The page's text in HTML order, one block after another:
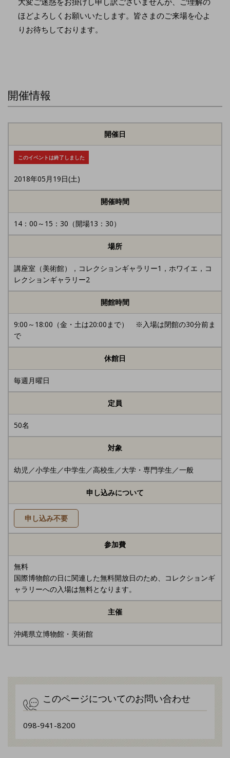
ほどよろしくお願いいたします。皆さまのご来場を心よ
りお待ちしております。
開催情報
開催日
このイベントは終了しました
2018年05月19日(土)
開催時間
14：00～15：30（開場13：30）
場所
講座室（美術館），コレクションギャラリー1，ホワイエ，コ
レクションギャラリー2
開館時間
9:00～18:00（金・土は20:00まで） ※入場は閉館の30分前ま
で
休館日
毎週月曜日
定員
50名
対象
幼児／小学生／中学生／高校生／大学・専門学生／一般
申し込みについて
申し込み不要
参加費
無料
国際博物館の日に関連した無料開放日のため、コレクションギ
ャラリーへの入場は無料となります。
主催
沖縄県立博物館・美術館
このページについてのお問い合わせ
098-941-8200